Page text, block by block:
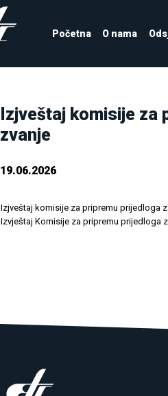
Početna O nama
Izjveštaj komisije za
zvanje
19.06.2026
Izjveštaj komisije za pripremu prijedloga
Izvještaj Komisije za pripremu prijedloga